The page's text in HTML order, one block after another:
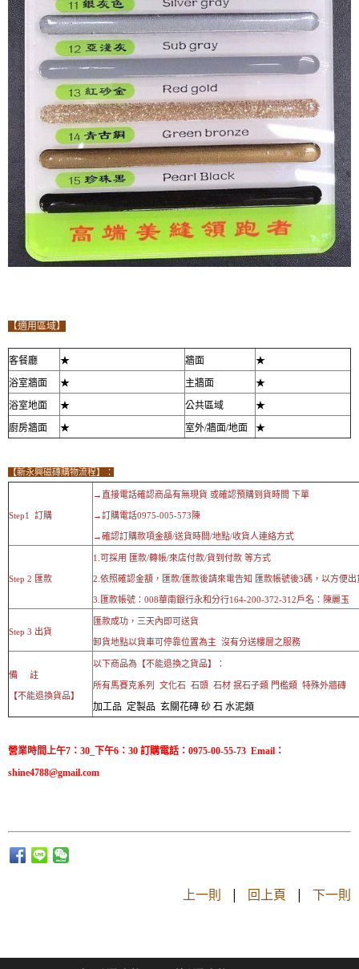
【適用區域】
客餐廳 ★ 牆面
★
浴室牆面
★ 主牆面
★
浴室地面
★ 公共區域
★
廚房牆面
★ 室外/牆面/地面 ★
【新永興磁磚購物流程】：
Step1 訂購
→直接電話確認商品有無現貨 或確認預購到貨時間 下單
→訂購電話0975-005-573陳
→確認訂購款項金額/送貨時間/地點/收貨人連絡方式
Step 2 匯款
1.可採用 匯款/轉帳/來店付款/貨到付款 等方式
2.依照確認金額，匯款/匯款後請來電告知 匯款帳號後3碼，以方便出
3.匯款帳號：008華南銀行永和分行164-200-372-312戶名：陳麗玉
Step 3 出貨
匯款成功，三天內即可送貨
卸貨地點以貨車可停靠位置為主 沒有分送樓層之服務
備 註
【不能退換貨品】
以下商品為【不能退換之貨品】：
所有馬賽克系列 文化石 石頭 石材 抿石子類 門檻類 特殊外牆磚
加工品 定製品 玄關花磚 砂 石 水泥類
營業時間上午7：30_下午6：30 訂購電話：0975-00-55-73 Email：
shine4788@gmail.com
上一則 | 回上頁 | 下一則